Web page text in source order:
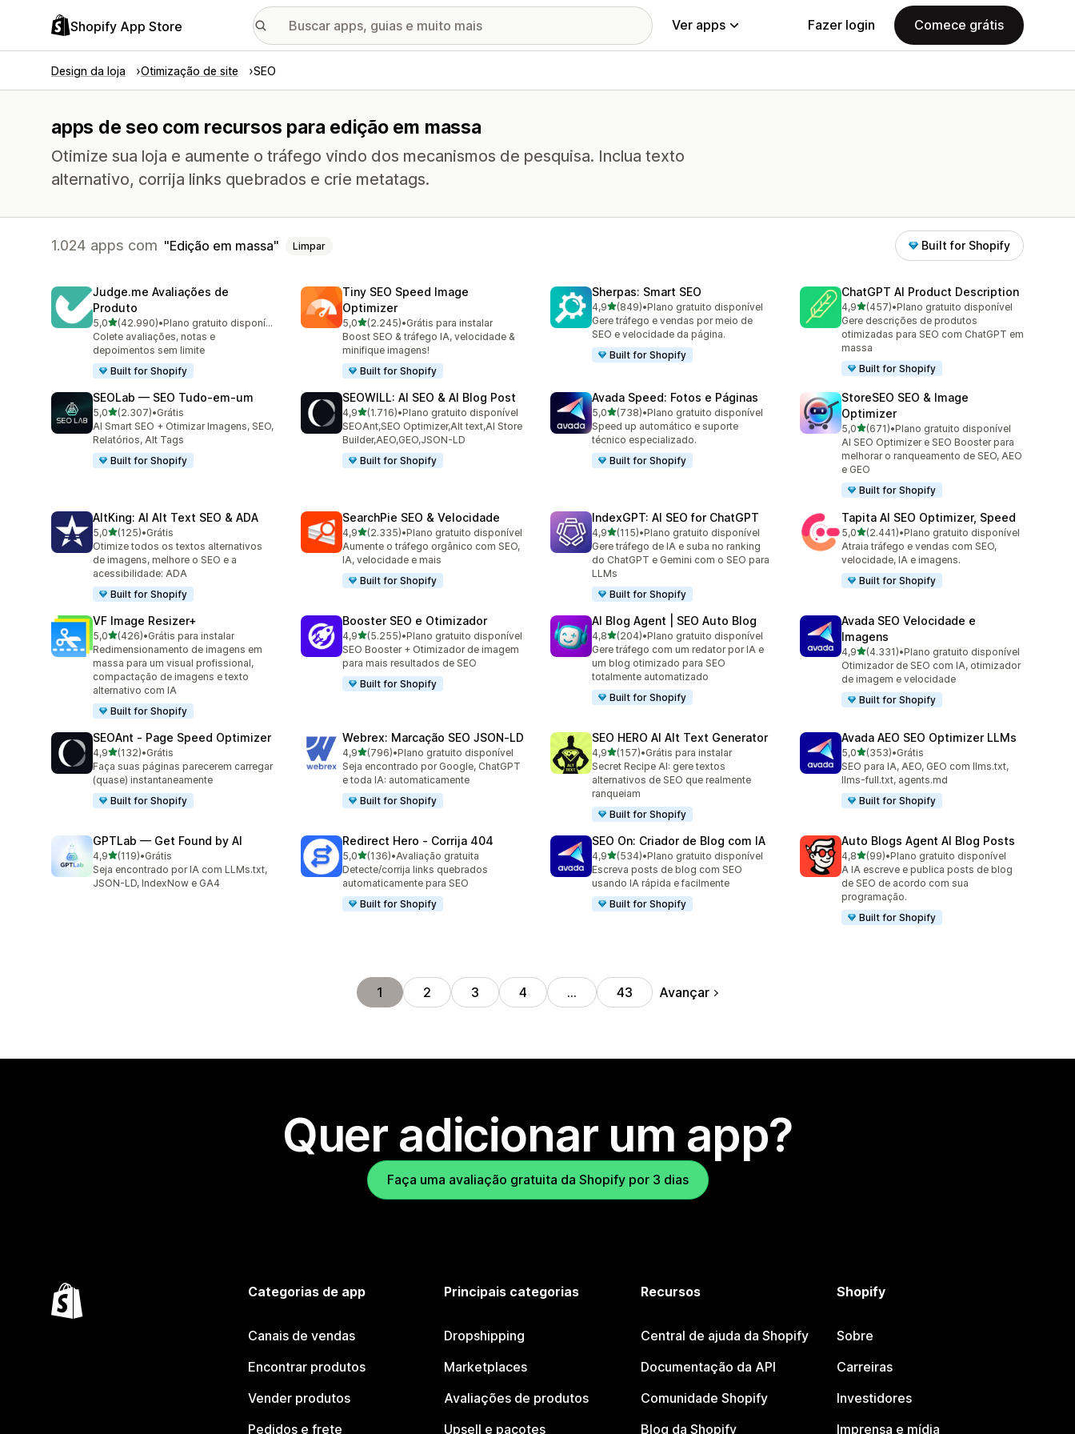
Shopify App Store Ver apps Fazer login Comece grátis
Design da loja Otimização de site SEO
apps de seo com recursos para edição em massa
Otimize sua loja e aumente o tráfego vindo dos mecanismos de pesquisa. Inclua texto
alternativo, corrija links quebrados e crie metatags.
1.024 apps com Edição em massa Limpar Built for Shopify
Judge.me Avaliações de
Produto
5,0de 5 estrelas
(42.990)
42990 avaliações ao todo
•
Plano gratuito disponível
Colete avaliações, notas e
depoimentos sem limite
Built for Shopify
Tiny SEO Speed Image
Optimizer
5,0de 5 estrelas
(2.245)
2245 avaliações ao todo
•Grátis para instalar
Boost SEO & tráfego IA, velocidade &
minifique imagens!
Built for Shopify
Sherpas: Smart SEO
4,9de 5 estrelas
(849)
849 avaliações ao todo
•Plano gratuito disponível
Gere tráfego e vendas por meio de
SEO e velocidade da página.
Built for Shopify
ChatGPT AI Product Description
4,9de 5 estrelas
(457)
457 avaliações ao todo
•Plano gratuito disponível
Gere descrições de produtos
otimizadas para SEO com ChatGPT em
massa
Built for Shopify
SEOLab — SEO Tudo‑em‑um
5,0de 5 estrelas
(2.307)
2307 avaliações ao todo
•Grátis
AI Smart SEO + Otimizar Imagens, SEO,
Relatórios, Alt Tags
Built for Shopify
SEOWILL: AI SEO & AI Blog Post
4,9de 5 estrelas
(1.716)
1716 avaliações ao todo
•Plano gratuito disponível
SEOAnt,SEO Optimizer,Alt text,AI Store
Builder,AEO,GEO,JSON-LD
Built for Shopify
Avada Speed: Fotos e Páginas
5,0de 5 estrelas
(738)
738 avaliações ao todo
•Plano gratuito disponível
Speed up automático e suporte
técnico especializado.
Built for Shopify
StoreSEO SEO & Image
Optimizer
5,0de 5 estrelas
(671)
671 avaliações ao todo
•Plano gratuito disponível
AI SEO Optimizer e SEO Booster para
melhorar o ranqueamento de SEO, AEO
e GEO
Built for Shopify
AltKing: AI Alt Text SEO & ADA
5,0de 5 estrelas
(125)
125 avaliações ao todo
•Grátis
Otimize todos os textos alternativos
de imagens, melhore o SEO e a
acessibilidade: ADA
Built for Shopify
SearchPie SEO & Velocidade
4,9de 5 estrelas
(2.335)
2335 avaliações ao todo
•Plano gratuito disponível
Aumente o tráfego orgânico com SEO,
IA, velocidade e mais
Built for Shopify
IndexGPT: AI SEO for ChatGPT
4,9de 5 estrelas
(115)
115 avaliações ao todo
•Plano gratuito disponível
Gere tráfego de IA e suba no ranking
do ChatGPT e Gemini com o SEO para
LLMs
Built for Shopify
Tapita AI SEO Optimizer, Speed
5,0de 5 estrelas
(2.441)
2441 avaliações ao todo
•Plano gratuito disponível
Atraia tráfego e vendas com SEO,
velocidade, IA e imagens.
Built for Shopify
VF Image Resizer+
5,0de 5 estrelas
(426)
426 avaliações ao todo
•Grátis para instalar
Redimensionamento de imagens em
massa para um visual profissional,
compactação de imagens e texto
alternativo com IA
Built for Shopify
Booster SEO e Otimizador
4,9de 5 estrelas
(5.255)
5255 avaliações ao todo
•Plano gratuito disponível
SEO Booster + Otimizador de imagem
para mais resultados de SEO
Built for Shopify
AI Blog Agent | SEO Auto Blog
4,8de 5 estrelas
(204)
204 avaliações ao todo
•Plano gratuito disponível
Gere tráfego com um redator por IA e
um blog otimizado para SEO
totalmente automatizado
Built for Shopify
Avada SEO Velocidade e
Imagens
4,9de 5 estrelas
(4.331)
4331 avaliações ao todo
•Plano gratuito disponível
Otimizador de SEO com IA, otimizador
de imagem e velocidade
Built for Shopify
SEOAnt ‑ Page Speed Optimizer
4,9de 5 estrelas
(132)
132 avaliações ao todo
•Grátis
Faça suas páginas parecerem carregar
(quase) instantaneamente
Built for Shopify
Webrex: Marcação SEO JSON‑LD
4,9de 5 estrelas
(796)
796 avaliações ao todo
•Plano gratuito disponível
Seja encontrado por Google, ChatGPT
e toda IA: automaticamente
Built for Shopify
SEO HERO AI Alt Text Generator
4,9de 5 estrelas
(157)
157 avaliações ao todo
•Grátis para instalar
Secret Recipe AI: gere textos
alternativos de SEO que realmente
ranqueiam
Built for Shopify
Avada AEO SEO Optimizer LLMs
5,0de 5 estrelas
(353)
353 avaliações ao todo
•Grátis
SEO para IA, AEO, GEO com llms.txt,
llms-full.txt, agents.md
Built for Shopify
GPTLab — Get Found by AI
4,9de 5 estrelas
(119)
119 avaliações ao todo
•Grátis
Seja encontrado por IA com LLMs.txt,
JSON-LD, IndexNow e GA4
Redirect Hero ‑ Corrija 404
5,0de 5 estrelas
(136)
136 avaliações ao todo
•Avaliação gratuita
Detecte/corrija links quebrados
automaticamente para SEO
Built for Shopify
SEO On: Criador de Blog com IA
4,9de 5 estrelas
(534)
534 avaliações ao todo
•Plano gratuito disponível
Escreva posts de blog com SEO
usando IA rápida e facilmente
Built for Shopify
Auto Blogs Agent AI Blog Posts
4,8de 5 estrelas
(99)
99 avaliações ao todo
•Plano gratuito disponível
A IA escreve e publica posts de blog
de SEO de acordo com sua
programação.
Built for Shopify
1 2 3 4 … 43 Avançar
Quer adicionar um app?
Faça uma avaliação gratuita da Shopify por 3 dias
Categorias de app
Canais de vendas
Encontrar produtos
Vender produtos
Pedidos e frete
Principais categorias
Dropshipping
Marketplaces
Avaliações de produtos
Upsell e pacotes
Recursos
Central de ajuda da Shopify
Documentação da API
Comunidade Shopify
Blog da Shopify
Shopify
Sobre
Carreiras
Investidores
Imprensa e mídia